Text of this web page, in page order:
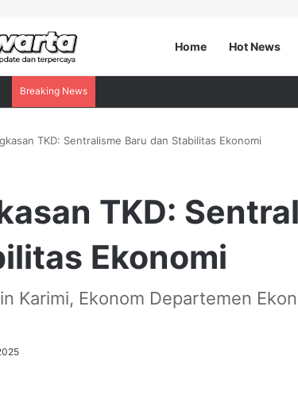
Home Hot News
Breaking News
TKD: Sentralisme Baru dan Stabilitas Ekonomi
TKD:
Ekonomi
Karimi, Ekonom Departemen